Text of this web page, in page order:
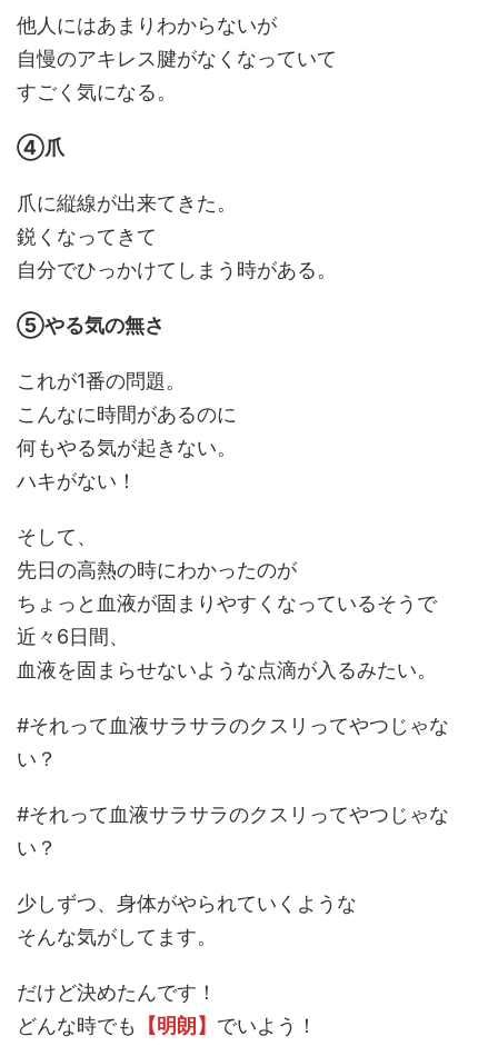
他人にはあまりわからないが
自慢のアキレス腱がなくなっていて
すごく気になる。
④爪
爪に縦線が出来てきた。
鋭くなってきて
自分でひっかけてしまう時がある。
⑤やる気の無さ
これが1番の問題。
こんなに時間があるのに
何もやる気が起きない。
ハキがない！
そして、
先日の高熱の時にわかったのが
ちょっと血液が固まりやすくなっているそうで
近々6日間、
血液を固まらせないような点滴が入るみたい。
#それって血液サラサラのクスリってやつじゃな
い？
#それって血液サラサラのクスリってやつじゃな
い？
少しずつ、身体がやられていくような
そんな気がしてます。
だけど決めたんです！
どんな時でも
【明朗】 でいよう！